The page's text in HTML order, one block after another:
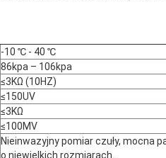
-10 ℃ - 40 ℃
86kpa – 106kpa
≤3KΩ (10HZ)
≤150UV
≤3KΩ
≤100MV
Nieinwazyjny pomiar czuły, mocna
o niewielkich rozmiarach.